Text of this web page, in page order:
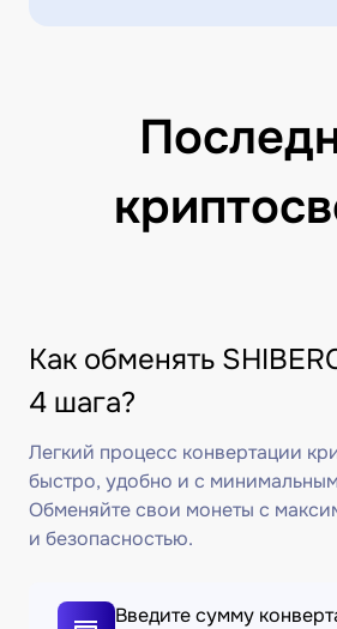
Как обменять
4 шага?
Легкий процесс конвертации
быстро, удобно и с
Обменяйте свои монеты с
и безопасностью.
Введите сумму